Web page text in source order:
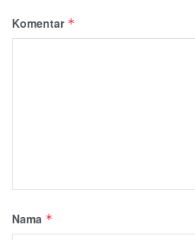
Komentar *
Nama *